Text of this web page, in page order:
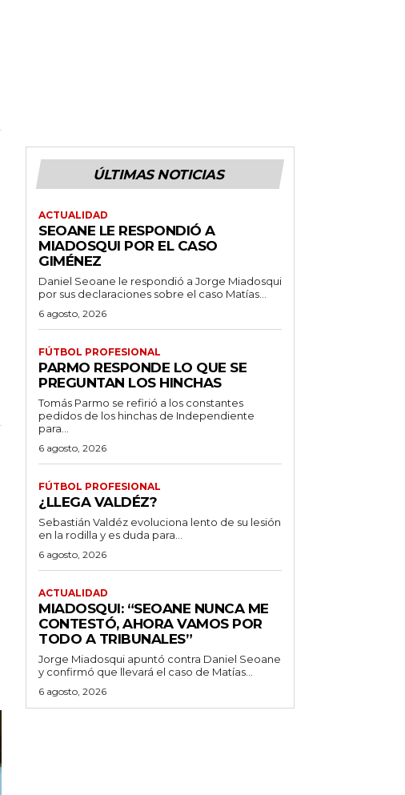
ÚLTIMAS NOTICIAS
ACTUALIDAD
SEOANE LE RESPONDIÓ A
MIADOSQUI POR EL CASO
GIMÉNEZ
Daniel Seoane le respondió a Jorge Miadosqui
por sus declaraciones sobre el caso Matías...
6 agosto, 2026
FÚTBOL PROFESIONAL
PARMO RESPONDE LO QUE SE
PREGUNTAN LOS HINCHAS
Tomás Parmo se refirió a los constantes
pedidos de los hinchas de Independiente
para...
6 agosto, 2026
FÚTBOL PROFESIONAL
¿LLEGA VALDÉZ?
Sebastián Valdéz evoluciona lento de su lesión
en la rodilla y es duda para...
6 agosto, 2026
ACTUALIDAD
MIADOSQUI: “SEOANE NUNCA ME
CONTESTÓ, AHORA VAMOS POR
TODO A TRIBUNALES”
Jorge Miadosqui apuntó contra Daniel Seoane
y confirmó que llevará el caso de Matías...
6 agosto, 2026